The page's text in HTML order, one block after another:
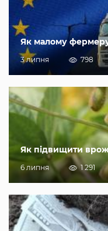
Як малому
3 липня 798
Як підвищити
6 липня 1 291